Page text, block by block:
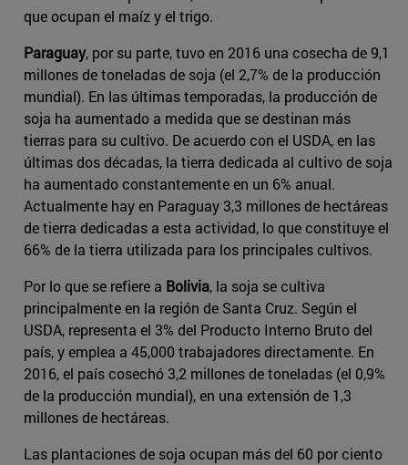
que ocupan el maíz y el trigo.
Paraguay, por su parte, tuvo en 2016 una cosecha de 9,1
millones de toneladas de soja (el 2,7% de la producción
mundial). En las últimas temporadas, la producción de
soja ha aumentado a medida que se destinan más
tierras para su cultivo. De acuerdo con el USDA, en las
últimas dos décadas, la tierra dedicada al cultivo de soja
ha aumentado constantemente en un 6% anual.
Actualmente hay en Paraguay 3,3 millones de hectáreas
de tierra dedicadas a esta actividad, lo que constituye el
66% de la tierra utilizada para los principales cultivos.
Por lo que se refiere a Bolivia, la soja se cultiva
principalmente en la región de Santa Cruz. Según el
USDA, representa el 3% del Producto Interno Bruto del
país, y emplea a 45,000 trabajadores directamente. En
2016, el país cosechó 3,2 millones de toneladas (el 0,9%
de la producción mundial), en una extensión de 1,3
millones de hectáreas.
Las plantaciones de soja ocupan más del 60 por ciento